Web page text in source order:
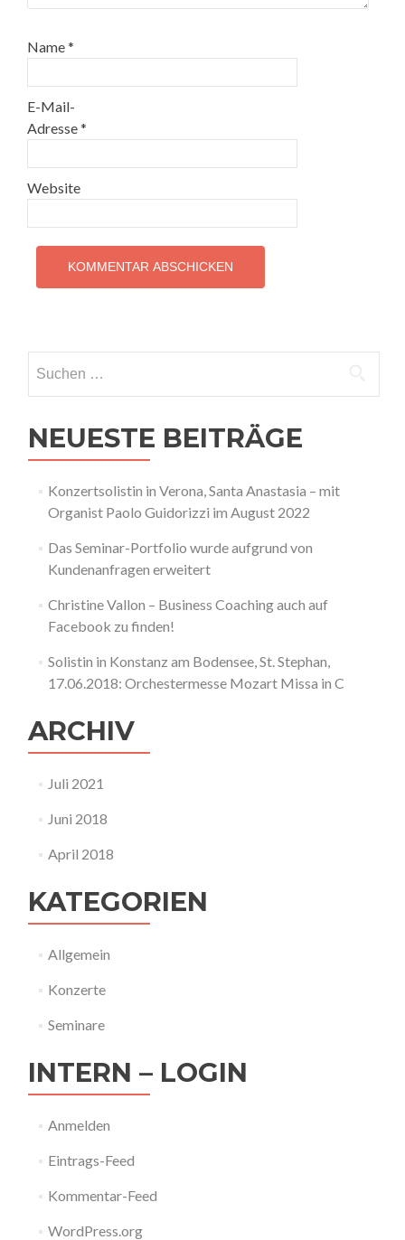
Name*
E-Mail-
Adresse*
Website
nach:
NEUESTE BEITRÄGE
Konzertsolistin in Verona, Santa Anastasia – mit
Organist Paolo Guidorizzi im August 2022
Das Seminar-Portfolio wurde aufgrund von
Kundenanfragen erweitert
Christine Vallon – Business Coaching auch auf
Facebook zu finden!
Solistin in Konstanz am Bodensee, St. Stephan,
17.06.2018: Orchestermesse Mozart Missa in C
ARCHIV
Juli 2021
Juni 2018
April 2018
KATEGORIEN
Allgemein
Konzerte
Seminare
INTERN – LOGIN
Anmelden
Eintrags-Feed
Kommentar-Feed
WordPress.org